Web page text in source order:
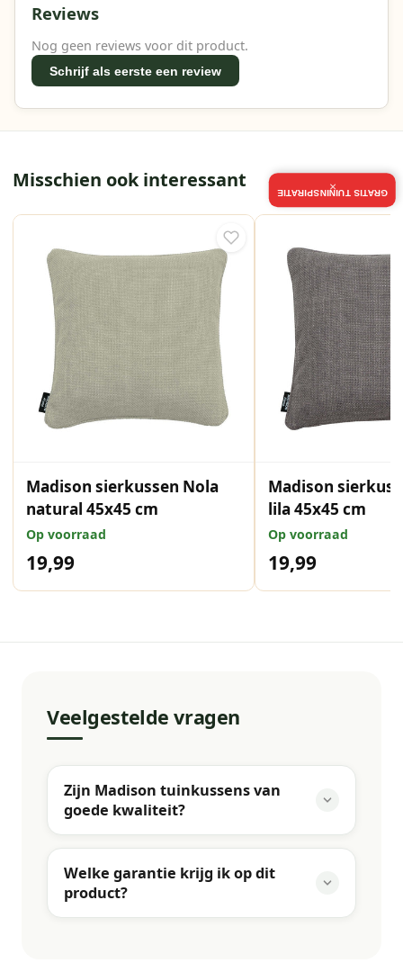
Reviews
Nog geen reviews voor dit product.
Schrijf als eerste een review
Misschien ook interessant
Madison sierkussen Nola
natural 45x45 cm
Op voorraad
19,99
Madison
lila 45x45 cm
Op voorraad
19,99
Veelgestelde vragen
Zijn Madison tuinkussens van
goede kwaliteit?
Welke garantie krijg ik op dit
product?
GRATIS TUININSPIRATIE
×